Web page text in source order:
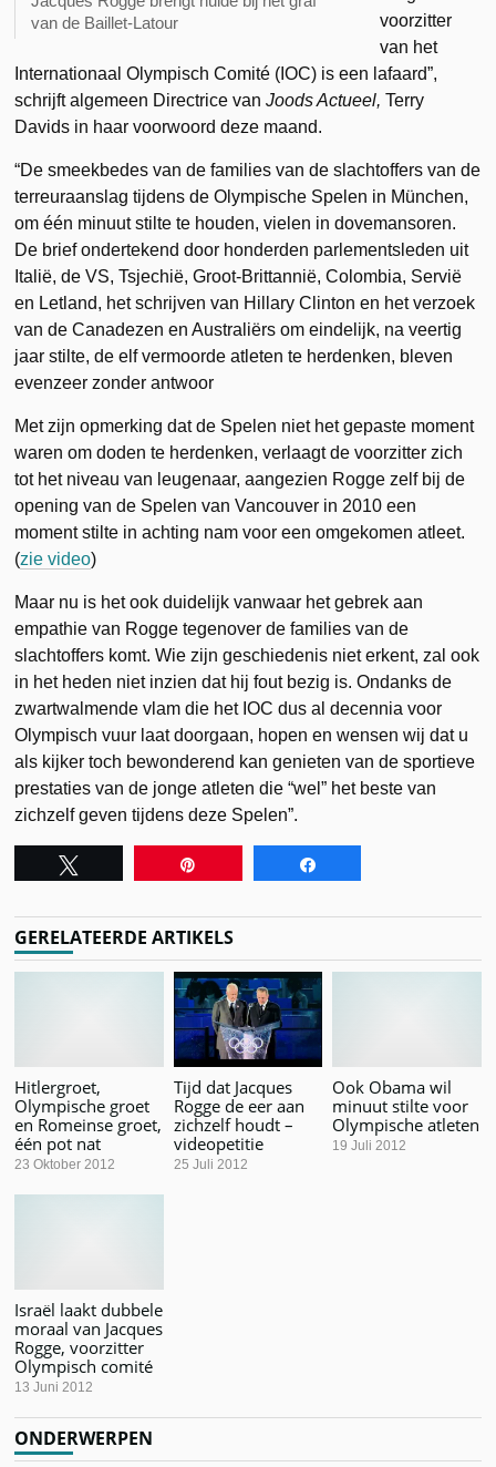
van de Baillet-Latour
voorzitter
van het
Internationaal Olympisch Comité (IOC) is een lafaard”,
schrijft algemeen Directrice van Joods Actueel, Terry
Davids in haar voorwoord deze maand.
“De smeekbedes van de families van de slachtoffers van de
terreuraanslag tijdens de Olympische Spelen in München,
om één minuut stilte te houden, vielen in dovemansoren.
De brief ondertekend door honderden parlementsleden uit
Italië, de VS, Tsjechië, Groot-Brittannië, Colombia, Servië
en Letland, het schrijven van Hillary Clinton en het verzoek
van de Canadezen en Australiërs om eindelijk, na veertig
jaar stilte, de elf vermoorde atleten te herdenken, bleven
evenzeer zonder antwoor
Met zijn opmerking dat de Spelen niet het gepaste moment
waren om doden te herdenken, verlaagt de voorzitter zich
tot het niveau van leugenaar, aangezien Rogge zelf bij de
opening van de Spelen van Vancouver in 2010 een
moment stilte in achting nam voor een omgekomen atleet.
(zie video)
Maar nu is het ook duidelijk vanwaar het gebrek aan
empathie van Rogge tegenover de families van de
slachtoffers komt. Wie zijn geschiedenis niet erkent, zal ook
in het heden niet inzien dat hij fout bezig is. Ondanks de
zwartwalmende vlam die het IOC dus al decennia voor
Olympisch vuur laat doorgaan, hopen en wensen wij dat u
als kijker toch bewonderend kan genieten van de sportieve
prestaties van de jonge atleten die “wel” het beste van
zichzelf geven tijdens deze Spelen”.
GERELATEERDE ARTIKELS
Hitlergroet,
Olympische groet
en Romeinse groet,
één pot nat
23 Oktober 2012
Tijd dat Jacques
Rogge de eer aan
zichzelf houdt –
videopetitie
25 Juli 2012
Ook Obama wil
minuut stilte voor
Olympische atleten
19 Juli 2012
Israël laakt dubbele
moraal van Jacques
Rogge, voorzitter
Olympisch comité
13 Juni 2012
ONDERWERPEN